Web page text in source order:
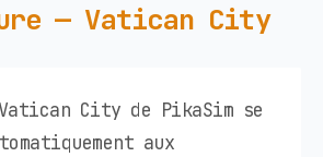
— Vatican City
City de PikaSim se
aux